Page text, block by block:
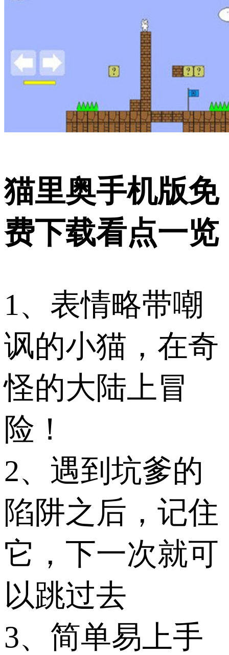
猫里奥手机版免
费下载看点一览
1、表情略带嘲
讽的小猫，在奇
怪的大陆上冒
险！
2、遇到坑爹的
陷阱之后，记住
它，下一次就可
以跳过去
3、简单易上手